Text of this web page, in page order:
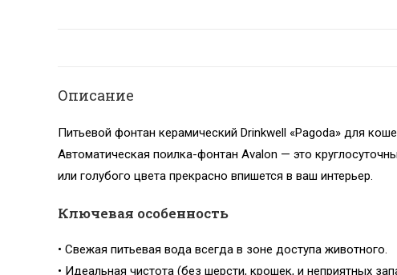
Описание
Питьевой фонтан керамический Drinkwell «Pagoda» для
Автоматическая поилка-фонтан Avalon — это
или голубого цвета прекрасно впишется в ваш интерьер.
Ключевая особенность
• Свежая питьевая вода всегда в зоне доступа животного.
• Идеальная чистота (без шерсти, крошек, и неприятных